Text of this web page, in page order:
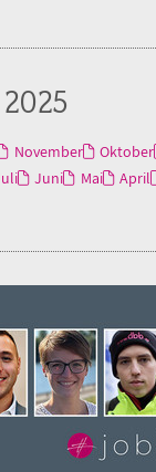
November Oktober
Juni Mai April